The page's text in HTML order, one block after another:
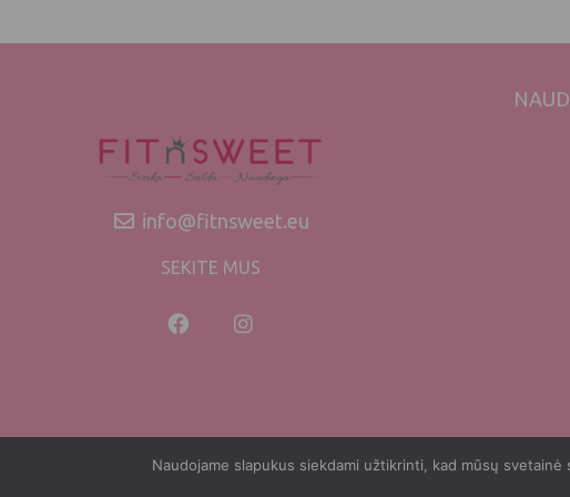
info@fitnsweet.eu
SEKITE MUS
Naudojame slapukus siekdami užtikrinti, kad mūsų